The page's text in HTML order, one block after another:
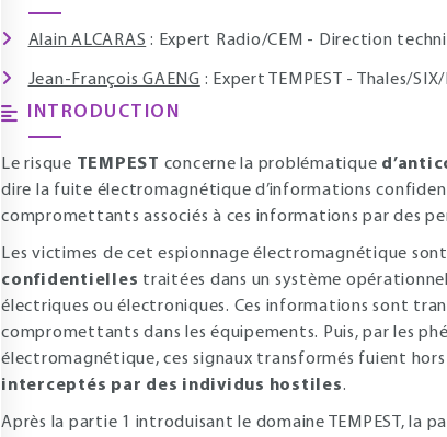
Alain ALCARAS : Expert Radio/CEM - Direction
Jean-François GAENG : Expert TEMPEST - Thales/
INTRODUCTION
Le risque TEMPEST concerne la problématique
dire la fuite électromagnétique d’informations
compromettants associés à ces informations par des
Les victimes de cet espionnage électromagnétique
confidentielles traitées dans un système
électriques ou électroniques. Ces informations sont
compromettants dans les équipements. Puis, par les
électromagnétique, ces signaux transformés fuient
interceptés par des individus hostiles.
Après la partie 1 introduisant le domaine TEMPEST, la